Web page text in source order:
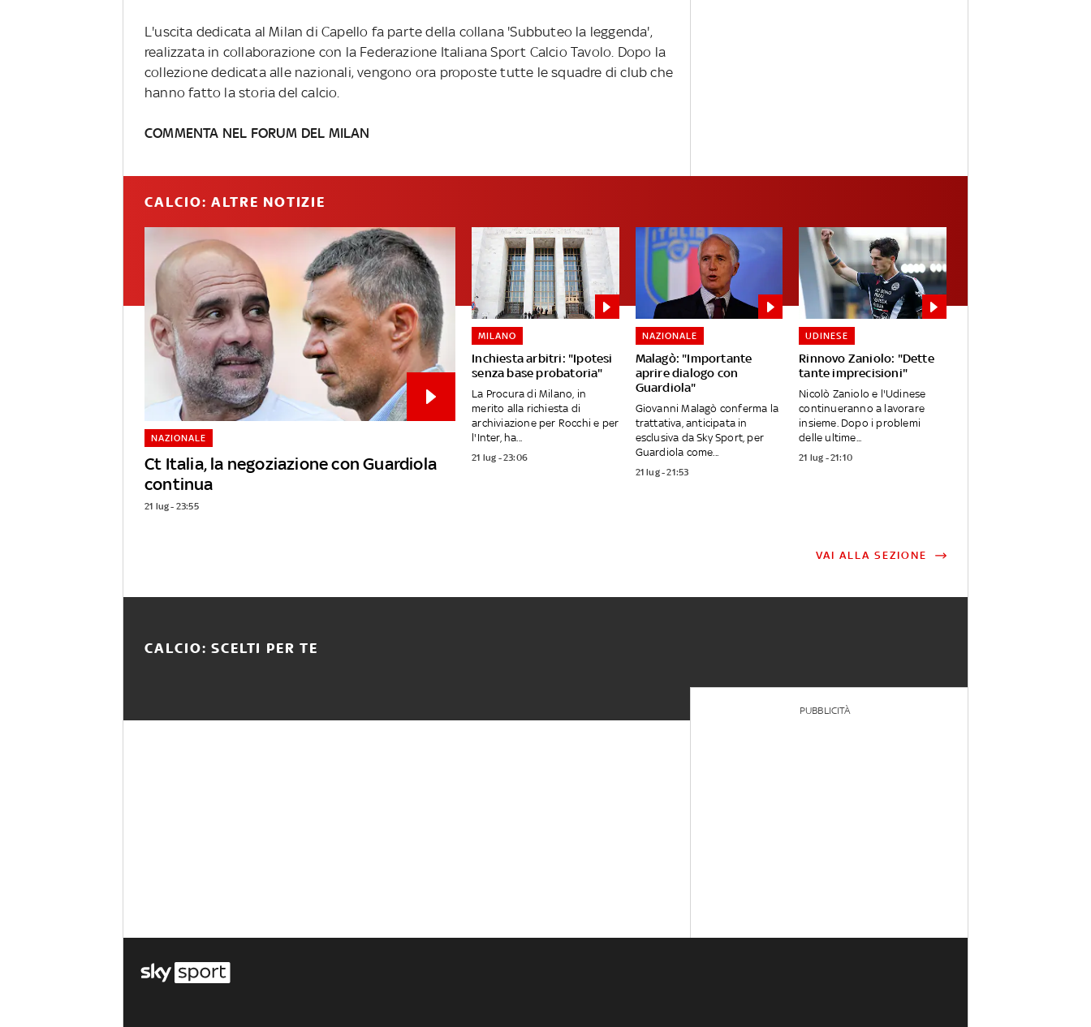
L'uscita dedicata al Milan di Capello fa parte della collana 'Subbuteo la leggenda',
realizzata in collaborazione con la Federazione Italiana Sport Calcio Tavolo. Dopo la
collezione dedicata alle nazionali, vengono ora proposte tutte le squadre di club che
hanno fatto la storia del calcio.
COMMENTA NEL FORUM DEL MILAN
CALCIO: ALTRE NOTIZIE
Ct Italia, la negoziazione con Guardiola
continua
NAZIONALE
21 lug - 23:55
Inchiesta arbitri: "Ipotesi
senza base probatoria"
MILANO
La Procura di Milano, in
merito alla richiesta di
archiviazione per Rocchi e per
l'Inter, ha...
21 lug - 23:06
Malagò: "Importante
aprire dialogo con
Guardiola"
NAZIONALE
Giovanni Malagò conferma la
trattativa, anticipata in
esclusiva da Sky Sport, per
Guardiola come...
21 lug - 21:53
Rinnovo Zaniolo: "Dette
tante imprecisioni"
UDINESE
Nicolò Zaniolo e l'Udinese
continueranno a lavorare
insieme. Dopo i problemi
delle ultime...
21 lug - 21:10
VAI ALLA SEZIONE
CALCIO: SCELTI PER TE
PUBBLICITÀ